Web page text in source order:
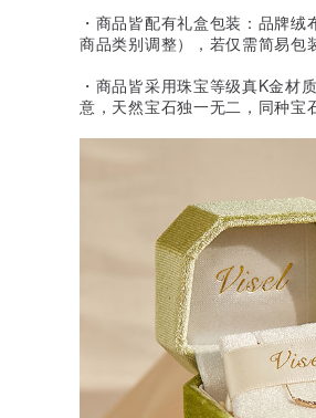
・商品皆配有礼盒包装：品牌
商品类别调整），若仅需简易包
・商品皆采用珠宝等级真K金材
意，天然宝石独一无二，同种宝